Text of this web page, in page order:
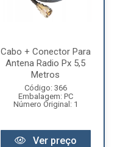
Cabo + Conector Para
Antena Radio Px 5,5
Metros
Código: 366
Embalagem: PC
Número Original: 1
Ver preço